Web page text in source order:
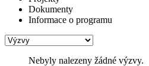
Dokumenty
Informace o programu
Nebyly nalezeny žádné výzvy.